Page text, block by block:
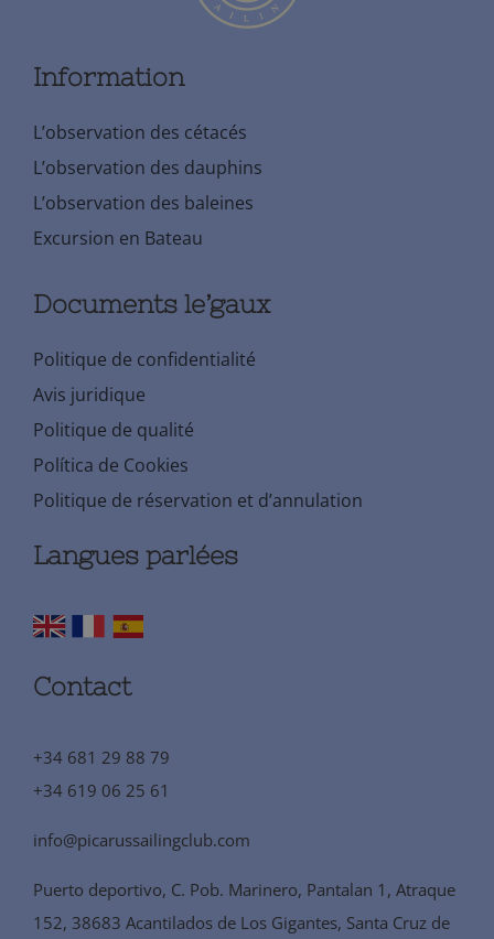
Information
L’observation des cétacés
L’observation des dauphins
L’observation des baleines
Excursion en Bateau
Documents le’gaux
Politique de confidentialité
Avis juridique
Politique de qualité
Política de Cookies
Politique de réservation et d’annulation
Langues parlées
Contact
+34 681 29 88 79
+34 619 06 25 61
info@picarussailingclub.com
Puerto deportivo, C. Pob. Marinero, Pantalan 1, Atraque
152, 38683 Acantilados de Los Gigantes, Santa Cruz de